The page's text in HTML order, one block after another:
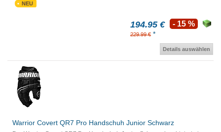
NEU
194.95 €
229.99 € *
- 15 %
Details auswählen
Warrior Covert QR7 Pro Handschuh Junior Schwarz